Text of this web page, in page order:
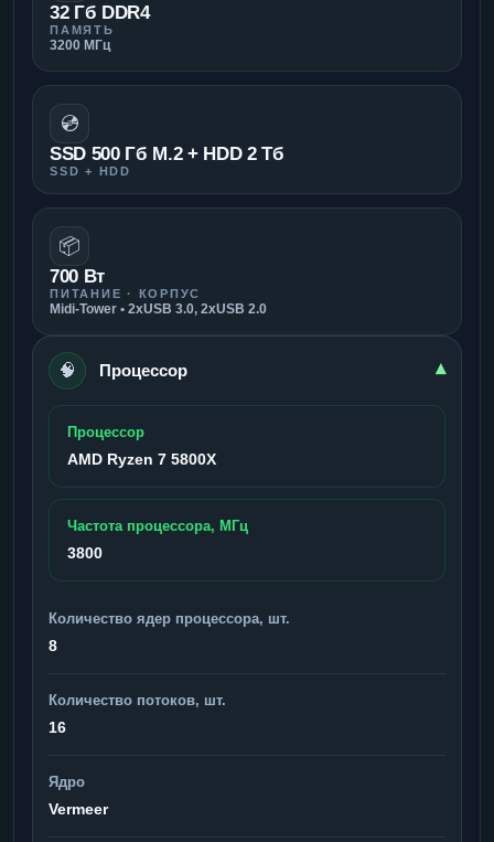
32 Гб DDR4
ПАМЯТЬ
3200 МГц
💿
SSD 500 Гб M.2 + HDD 2 Тб
SSD + HDD
📦
700 Вт
ПИТАНИЕ · КОРПУС
Midi-Tower • 2xUSB 3.0, 2xUSB 2.0
🧠 Процессор ▾
Процессор
AMD Ryzen 7 5800X
Частота процессора, МГц
3800
Количество ядер процессора, шт.
8
Количество потоков, шт.
16
Ядро
Vermeer